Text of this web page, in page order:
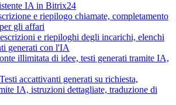
IA in Bitrix24
e riepilogo chiamate, completamento
gli affari
e riepiloghi degli incarichi, elenchi
generati con l'IA
illimitata di idee, testi generati tramite IA,
Testi accattivanti generati su richiesta,
IA, istruzioni dettagliate, traduzione di